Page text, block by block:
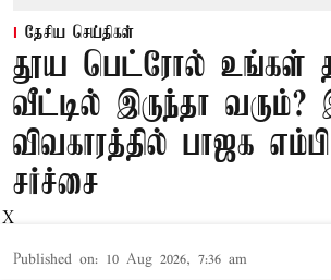
தேசிய செய்திகள்
தூய பெட்ரோல் உங்கள்
வீட்டில் இருந்தா வரும்?
விவகாரத்தில் பாஜக
சர்ச்சை
Published on: 10 Aug 2026, 7:36 am
X